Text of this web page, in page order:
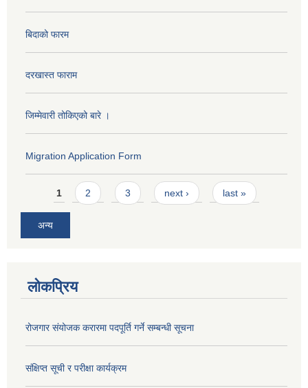
बिदाको फारम
दरखास्त फाराम
जिम्मेवारी तोकिएको बारे ।
Migration Application Form
Pages
1 2 3 next › last »
अन्य
लोकप्रिय
रोजगार संयोजक करारमा पदपूर्ति गर्ने सम्बन्धी सूचना
संक्षिप्त सूची र परीक्षा कार्यक्रम